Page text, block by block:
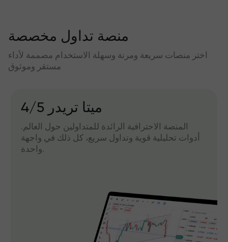
منصة تداول مخصصة
اختر منصات سريعة ومرنة وسهلة الاستخدام مصممة لأداء
مستقر وموثوق
میتا تریدر 4/5
المنصة الاحترافية الرائدة للمتداولين حول العالم.
أدوات تحليلية قوية وتداول سريع، كل ذلك في واجهة
واحدة.